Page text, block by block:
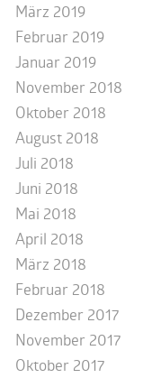
März 2019
Februar 2019
Januar 2019
November 2018
Oktober 2018
August 2018
Juli 2018
Juni 2018
Mai 2018
April 2018
März 2018
Februar 2018
Dezember 2017
November 2017
Oktober 2017